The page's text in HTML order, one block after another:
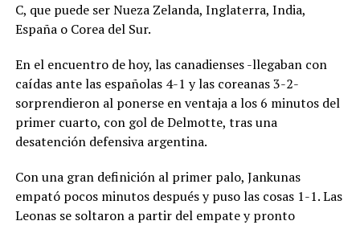
C, que puede ser Nueza Zelanda, Inglaterra, India,
España o Corea del Sur.
En el encuentro de hoy, las canadienses -llegaban con
caídas ante las españolas 4-1 y las coreanas 3-2-
sorprendieron al ponerse en ventaja a los 6 minutos del
primer cuarto, con gol de Delmotte, tras una
desatención defensiva argentina.
Con una gran definición al primer palo, Jankunas
empató pocos minutos después y puso las cosas 1-1. Las
Leonas se soltaron a partir del empate y pronto